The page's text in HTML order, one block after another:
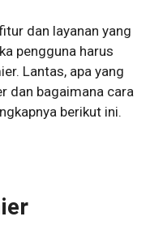
dan layanan yang
pengguna harus
Lantas, apa yang
dan bagaimana cara
berikut ini.